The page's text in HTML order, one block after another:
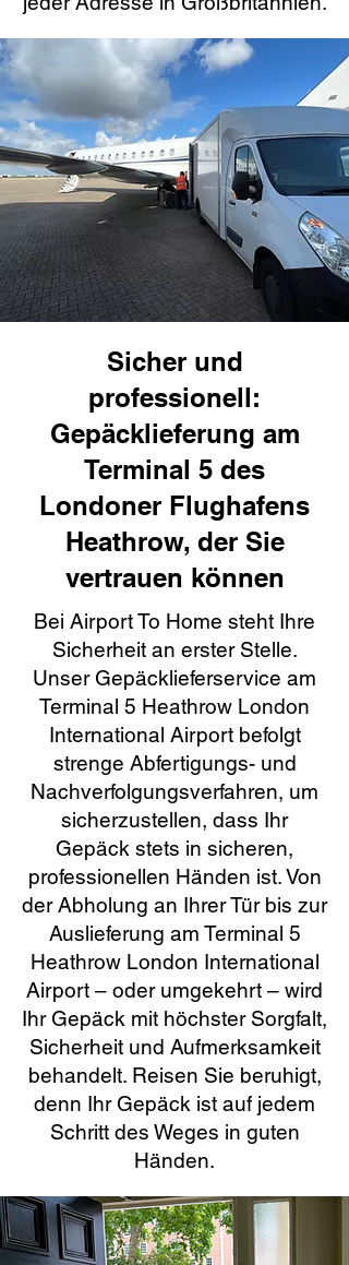
Sicher und
professionell:
Gepäcklieferung am
Terminal 5 des
Londoner Flughafens
Heathrow, der Sie
vertrauen können
Bei Airport To Home steht Ihre
Sicherheit an erster Stelle.
Unser Gepäcklieferservice am
Terminal 5 Heathrow London
International Airport befolgt
strenge Abfertigungs- und
Nachverfolgungsverfahren, um
sicherzustellen, dass Ihr
Gepäck stets in sicheren,
professionellen Händen ist. Von
der Abholung an Ihrer Tür bis zur
Auslieferung am Terminal 5
Heathrow London International
Airport – oder umgekehrt – wird
Ihr Gepäck mit höchster Sorgfalt,
Sicherheit und Aufmerksamkeit
behandelt. Reisen Sie beruhigt,
denn Ihr Gepäck ist auf jedem
Schritt des Weges in guten
Händen.